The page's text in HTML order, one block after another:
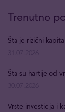
Trenutno
Šta je rizični
Šta su hartije od
Vrste investicija i